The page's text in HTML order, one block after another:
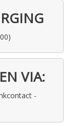
VIA:
-